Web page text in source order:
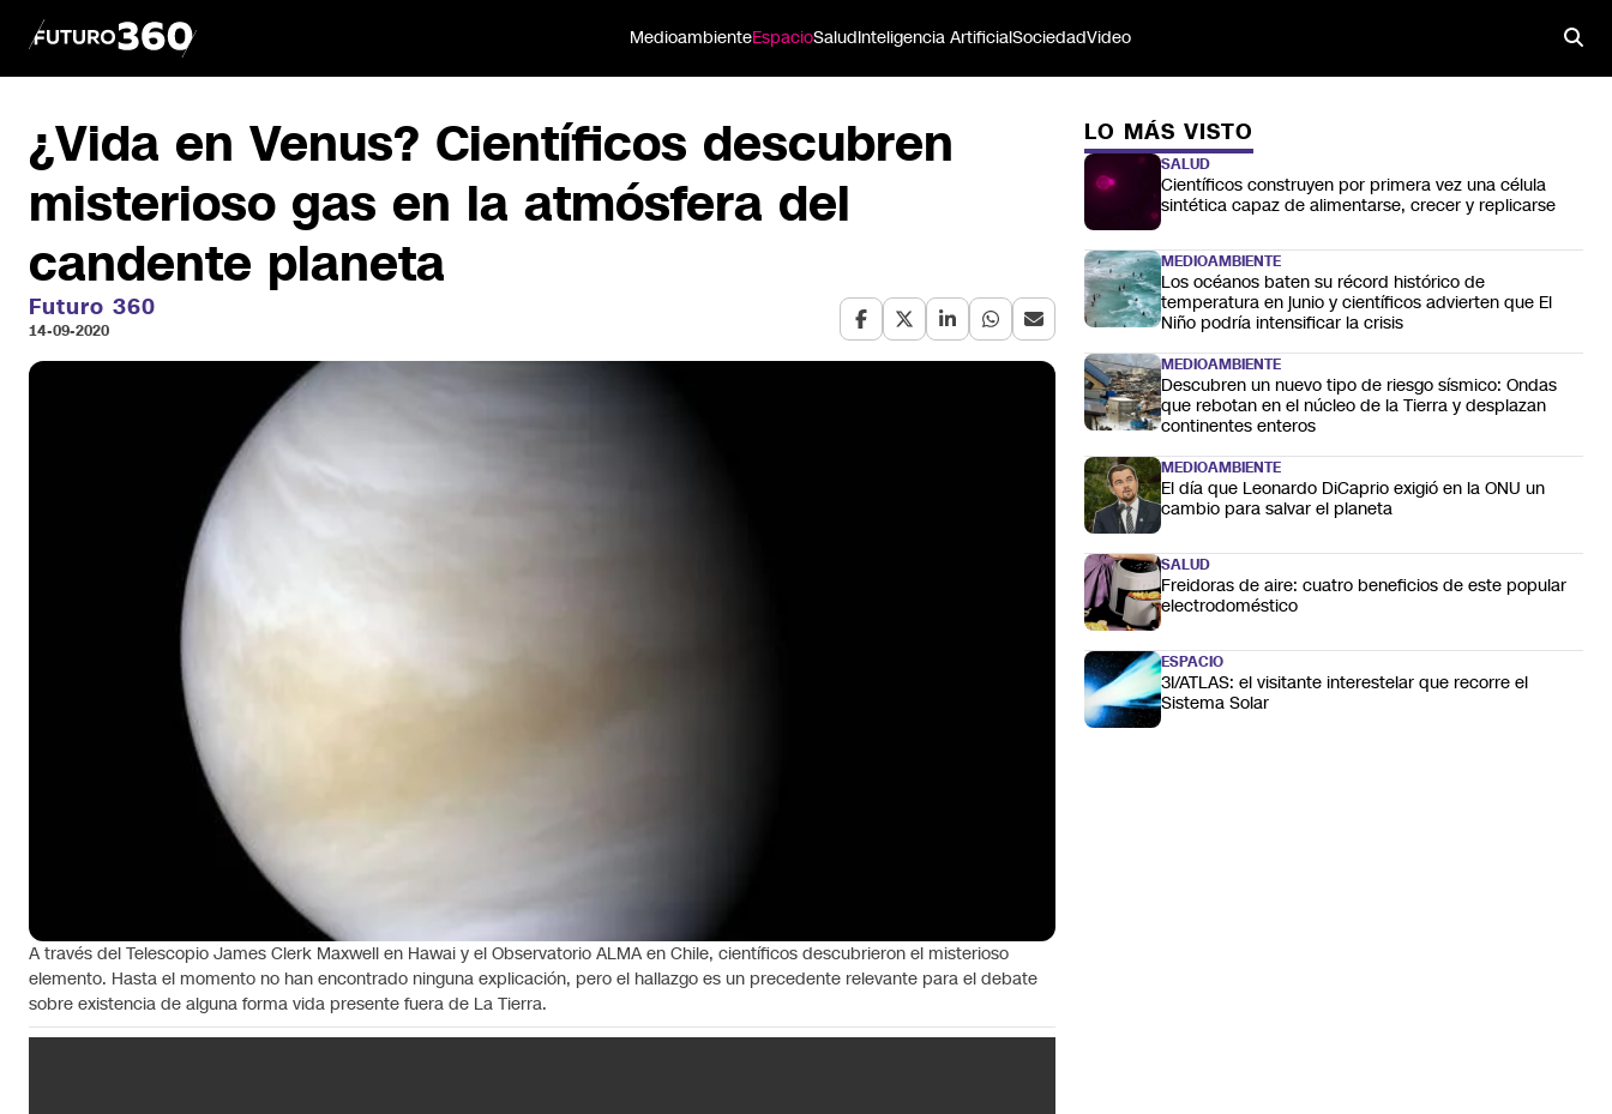
MedioambienteEspacioSaludInteligencia ArtificialSociedadVideo
¿Vida en Venus? Científicos descubren
misterioso gas en la atmósfera del
candente planeta
Futuro 360
14-09-2020
A través del Telescopio James Clerk Maxwell en Hawai y el Observatorio ALMA en Chile, científicos descubrieron el misterioso
elemento. Hasta el momento no han encontrado ninguna explicación, pero el hallazgo es un precedente relevante para el debate
sobre existencia de alguna forma vida presente fuera de La Tierra.
LO MÁS VISTO
SALUD
Científicos construyen por primera vez una célula
sintética capaz de alimentarse, crecer y replicarse
MEDIOAMBIENTE
Los océanos baten su récord histórico de
temperatura en junio y científicos advierten que El
Niño podría intensificar la crisis
MEDIOAMBIENTE
Descubren un nuevo tipo de riesgo sísmico: Ondas
que rebotan en el núcleo de la Tierra y desplazan
continentes enteros
MEDIOAMBIENTE
El día que Leonardo DiCaprio exigió en la ONU un
cambio para salvar el planeta
SALUD
Freidoras de aire: cuatro beneficios de este popular
electrodoméstico
ESPACIO
3I/ATLAS: el visitante interestelar que recorre el
Sistema Solar